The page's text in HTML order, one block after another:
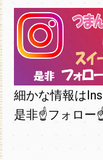
細かな情報は
是非☝フォロー